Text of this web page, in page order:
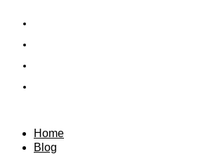
Home
Blog